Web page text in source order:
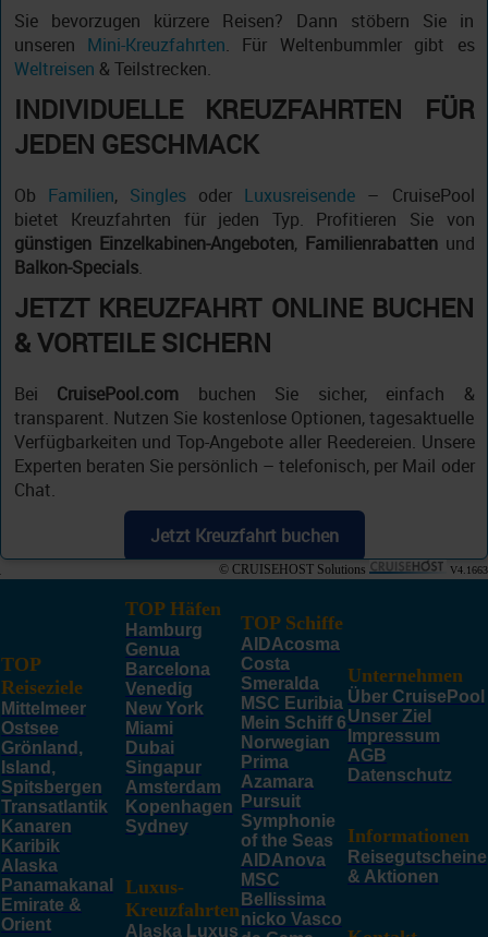
Sie bevorzugen kürzere Reisen? Dann stöbern Sie in
unseren Mini-Kreuzfahrten. Für Weltenbummler gibt es
Weltreisen & Teilstrecken.
INDIVIDUELLE KREUZFAHRTEN FÜR
JEDEN GESCHMACK
Ob Familien, Singlesoder Luxusreisende – CruisePool
bietet Kreuzfahrten für jeden Typ. Profitieren Sie von
günstigen Einzelkabinen-Angeboten, Familienrabattenund
Balkon-Specials.
JETZT KREUZFAHRT ONLINE BUCHEN
& VORTEILE SICHERN
Bei CruisePool.com buchen Sie sicher, einfach &
transparent. Nutzen Sie kostenlose Optionen, tagesaktuelle
Verfügbarkeiten und Top-Angebote aller Reedereien. Unsere
Experten beraten Sie persönlich – telefonisch, per Mail oder
Chat.
Jetzt Kreuzfahrt buchen
© CRUISEHOST Solutions V4.1663
TOP
Reiseziele
Mittelmeer
Ostsee
Grönland,
Island,
Spitsbergen
Transatlantik
Kanaren
Karibik
Alaska
Panamakanal
Emirate &
Orient
TOP Häfen
Hamburg
Genua
Barcelona
Venedig
New York
Miami
Dubai
Singapur
Amsterdam
Kopenhagen
Sydney
Luxus-
Kreuzfahrten
Alaska Luxus
TOP Schiffe
AIDAcosma
Costa
Smeralda
MSC Euribia
Mein Schiff 6
Norwegian
Prima
Azamara
Pursuit
Symphonie
of the Seas
AIDAnova
MSC
Bellissima
nicko Vasco
Unternehmen
Über CruisePool
Unser Ziel
Impressum
AGB
Datenschutz
Informationen
Reisegutscheine
& Aktionen